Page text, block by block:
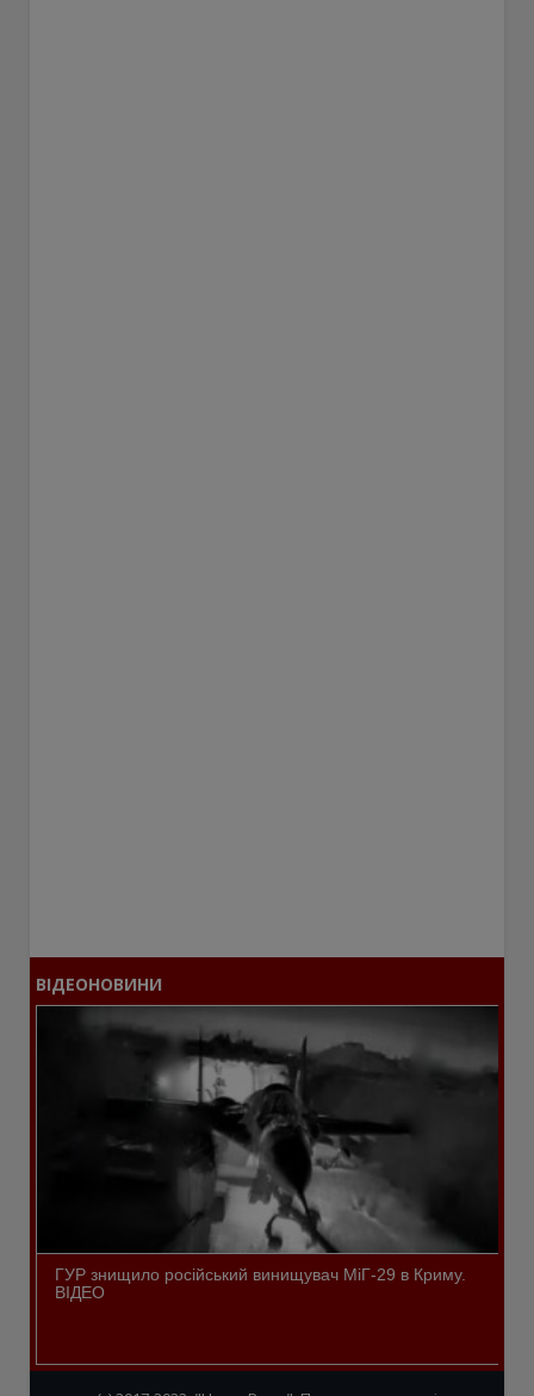
ВІДЕОНОВИНИ
ГУР знищило російський винищувач МіГ-29 в Криму.
ВІДЕО